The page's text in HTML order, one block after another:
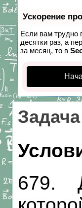
Ускорение
Если вам трудно
десятки раз, а
за месяц, то в
679.